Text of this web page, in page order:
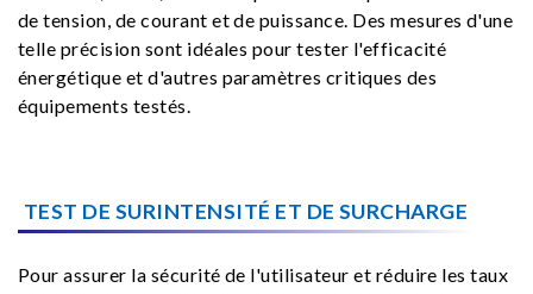
de tension, de courant et de puissance. Des mesures d'une
telle précision sont idéales pour tester l'efficacité
énergétique et d'autres paramètres critiques des
équipements testés.
TEST DE SURINTENSITÉ ET DE SURCHARGE
Pour assurer la sécurité de l'utilisateur et réduire les taux